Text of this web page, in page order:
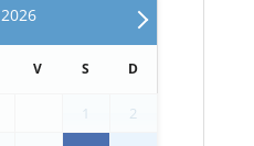
2026
V S D
1
2